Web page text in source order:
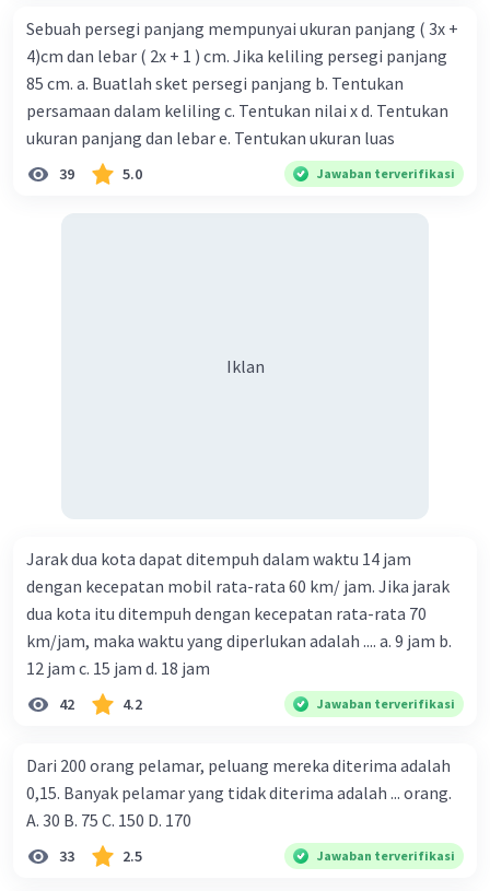
Sebuah persegi panjang mempunyai ukuran panjang ( 3x +
4)cm dan lebar ( 2x + 1 ) cm. Jika keliling persegi panjang
85 cm. a. Buatlah sket persegi panjang b. Tentukan
persamaan dalam keliling c. Tentukan nilai x d. Tentukan
ukuran panjang dan lebar e. Tentukan ukuran luas
39 5.0 Jawaban terverifikasi
Iklan
Jarak dua kota dapat ditempuh dalam waktu 14 jam
dengan kecepatan mobil rata-rata 60 km/ jam. Jika jarak
dua kota itu ditempuh dengan kecepatan rata-rata 70
km/jam, maka waktu yang diperlukan adalah .... a. 9 jam b.
12 jam c. 15 jam d. 18 jam
42 4.2 Jawaban terverifikasi
Dari 200 orang pelamar, peluang mereka diterima adalah
0,15. Banyak pelamar yang tidak diterima adalah ... orang.
A. 30 B. 75 C. 150 D. 170
33 2.5 Jawaban terverifikasi